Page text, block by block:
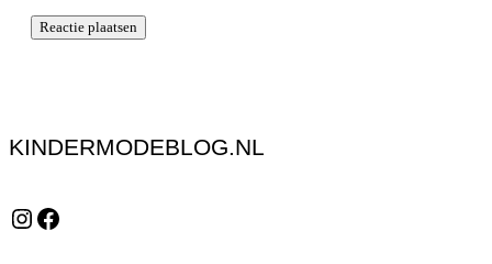
KINDERMODEBLOG.NL
Instagram Facebook